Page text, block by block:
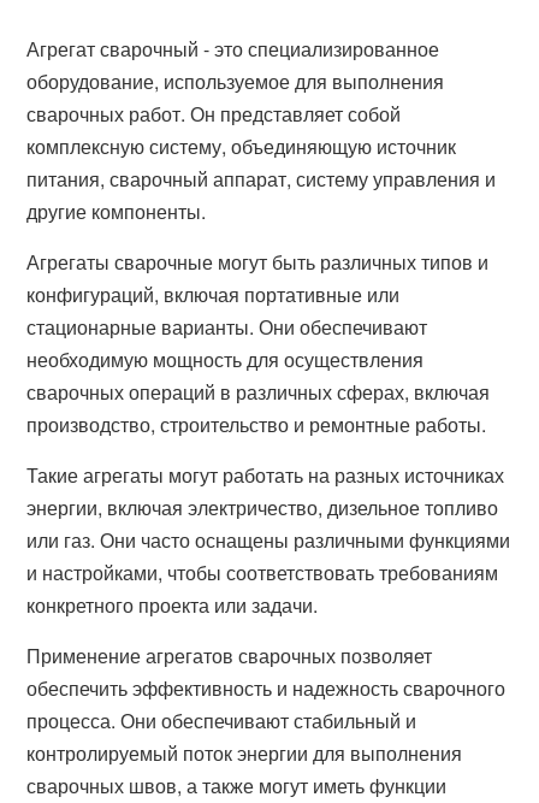
Агрегат сварочный - это специализированное
оборудование, используемое для выполнения
сварочных работ. Он представляет собой
комплексную систему, объединяющую источник
питания, сварочный аппарат, систему управления и
другие компоненты.
Агрегаты сварочные могут быть различных типов и
конфигураций, включая портативные или
стационарные варианты. Они обеспечивают
необходимую мощность для осуществления
сварочных операций в различных сферах, включая
производство, строительство и ремонтные работы.
Такие агрегаты могут работать на разных источниках
энергии, включая электричество, дизельное топливо
или газ. Они часто оснащены различными функциями
и настройками, чтобы соответствовать требованиям
конкретного проекта или задачи.
Применение агрегатов сварочных позволяет
обеспечить эффективность и надежность сварочного
процесса. Они обеспечивают стабильный и
контролируемый поток энергии для выполнения
сварочных швов, а также могут иметь функции